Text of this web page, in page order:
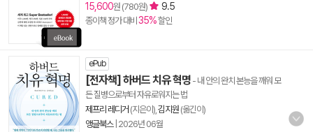
15,600원 (780원) 9.5
종이책 정가 대비 35%할인
ePub
[전자책] 하버드 치유 혁명 - 내 안의 완치 본능을 깨워 모
든 질병으로부터 자유로워지는 법
제프리 레디거 (지은이), 김지원 (옮긴이)
앵글북스| 2026년 06월